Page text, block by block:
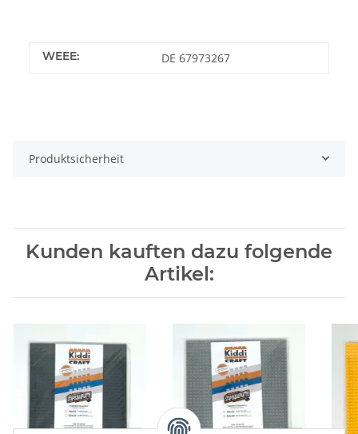
WEEE: DE 67973267
Produktsicherheit
Kunden kauften dazu folgende
Artikel: